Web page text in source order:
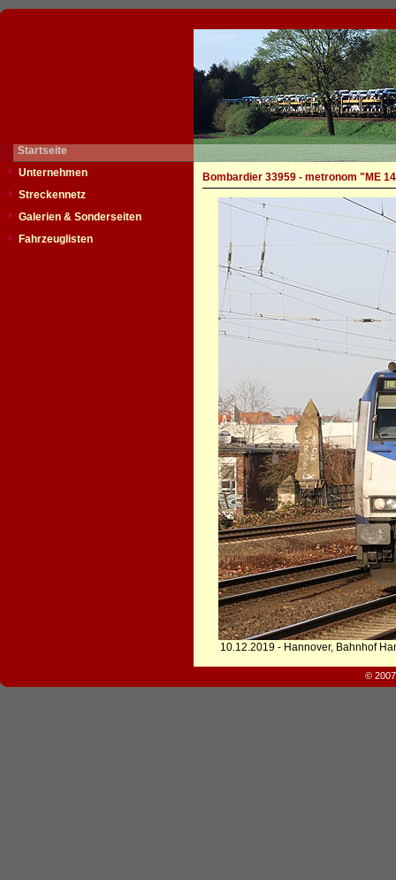
Startseite
Unternehmen
Streckennetz
Galerien & Sonderseiten
Fahrzeuglisten
Bombardier 33959 - metronom "ME
10.12.2019 - Hannover, Bahnhof
©